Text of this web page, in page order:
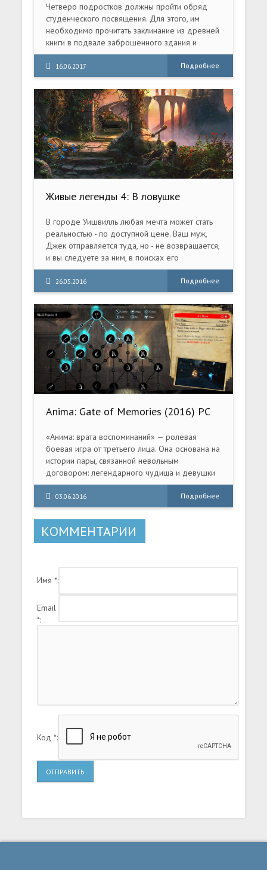
Четверо подростков должны пройти обряд
студенческого посвящения. Для этого, им
необходимо прочитать заклинание из древней
книги в подвале заброшенного здания и
провести там ночь. Они думали, что это будет
весело. Но произошло кое-что
непредвиденное. Студенческая байка
оказалась правдой.
16.06.2017 Подробнее
Живые легенды 4: В ловушке
(2016) PC
В городе Уишвилль любая мечта может стать
реальностью - по доступной цене. Ваш муж,
Джек отправляется туда, но - не возвращается,
и вы следуете за ним, в поисках его
"потерянного рая".
26.05.2016 Подробнее
Anima: Gate of Memories (2016) PC
«Анима: врата воспоминаний» — ролевая
боевая игра от третьего лица. Она основана на
истории пары, связанной невольным
договором: легендарного чудища и девушки
без прошлого...
Они должны быть вместе, и их судьба
меняется, когда они обнаруживают, что
втянуты в зловещую тайную войну. Во «Вратах
воспоминаний» есть уникальная двойная
система, позволяющая управлять двумя
комбинаций.
03.06.2016 Подробнее
КОММЕНТАРИИ
Имя *:
Email
*:
Код *:
ОТПРАВИТЬ